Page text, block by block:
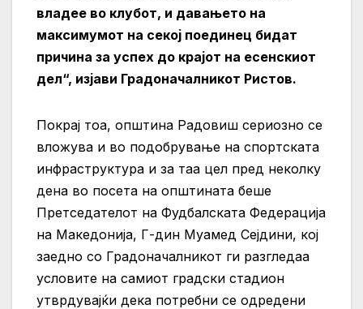
владее во клубот, и давањето на
максимумот на секој поединец бидат
причина за успех до крајот на есенскиот
дел“, изјави Градоначалникот Ристов.
Покрај тоа, општина Радовиш сериозно се
вложува и во подобрување на спортската
инфраструктура и за таа цел пред неколку
дена во посета на општината беше
Претседателот на Фудбалската Федерација
на Македонија, Г-дин Муамед Сејдини, кој
заедно со Градоначалникот ги разгледаа
условите на самиот градски стадион
утврдувајќи дека потребни се одредени